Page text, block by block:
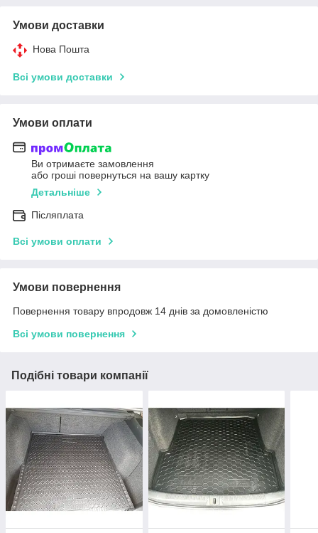
Умови доставки
Нова Пошта
Всі умови доставки
Умови оплати
Ви отримаєте замовлення
або гроші повернуться на вашу картку
Детальніше
Післяплата
Всі умови оплати
Умови повернення
Повернення товару впродовж 14 днів за домовленістю
Всі умови повернення
Подібні товари компанії